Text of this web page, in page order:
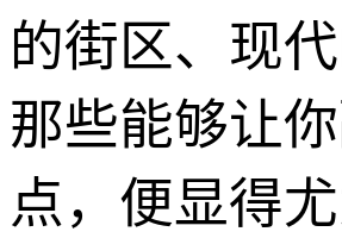
的街区、现
那些能够让
点，便显得